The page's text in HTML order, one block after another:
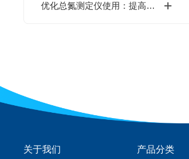
优化总氮测定仪使用：提高测试效率与减少误差
关于我们 产品分类